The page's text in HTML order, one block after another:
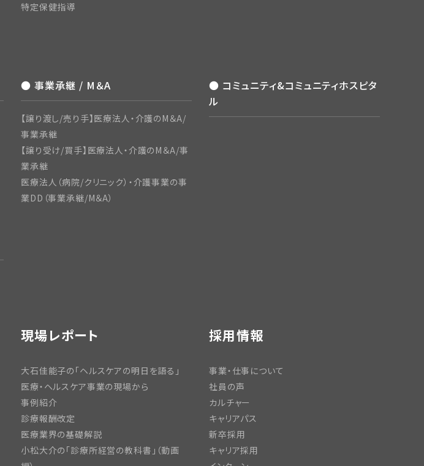
特定保健指導
● 事業承継 / M＆A
【譲り渡し/売り手】医療法人・介護のM＆A/
事業承継
【譲り受け/買手】医療法人・介護のM＆A/事
業承継
医療法人（病院/クリニック）・介護事業の事
業DD（事業承継/M＆A）
● コミュニティ&コミュニティホスピタ
ル
現場レポート
大石佳能子の「ヘルスケアの明日を語る」
医療・ヘルスケア事業の現場から
事例紹介
診療報酬改定
医療業界の基礎解説
小松大介の「診療所経営の教科書」（動画
採用情報
事業・仕事について
社員の声
カルチャー
キャリアパス
新卒採用
キャリア採用